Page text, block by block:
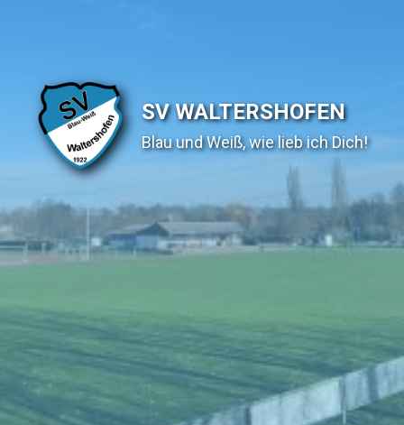
SV WALTERSHOFEN
Blau und Weiß, wie lieb ich Dich!